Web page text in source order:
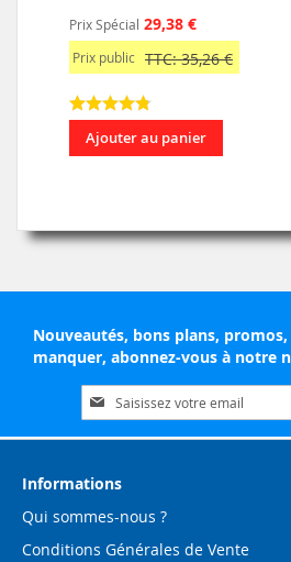
Prix Spécial 29,38 €
Prix public TTC: 35,26 €
Ajouter au panier
Nouveautés, bons plans,
manquer, abonnez-vous à notre
Inscription
à
notre
d’information
Informations
Qui sommes-nous ?
Conditions Générales de Vente